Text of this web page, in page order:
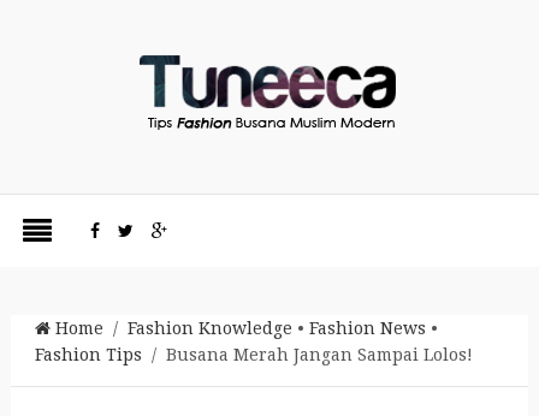
Home / Fashion Knowledge • Fashion News •
Fashion Tips / Busana Merah Jangan Sampai Lolos!